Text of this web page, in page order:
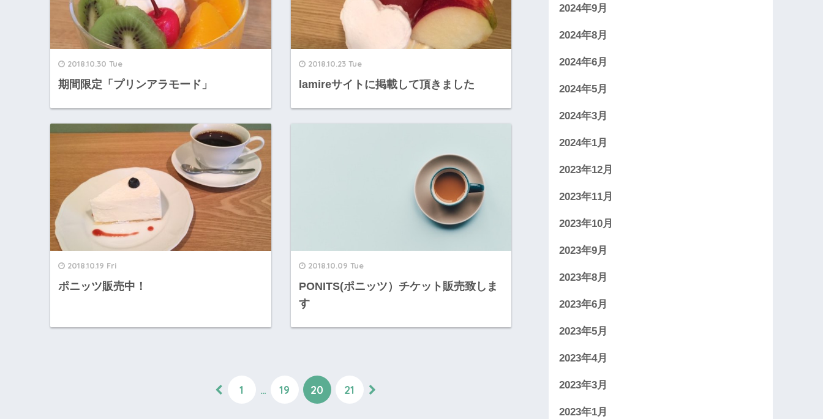
2018.10.30 Tue
期間限定「プリンアラモード」
2018.10.23 Tue
lamireサイトに掲載して頂きました
2018.10.19 Fri
ポニッツ販売中！
2018.10.09 Tue
PONITS(ポニッツ）チケット販売致しま
す
1 … 19 20 21
2024年9月
2024年8月
2024年6月
2024年5月
2024年3月
2024年1月
2023年12月
2023年11月
2023年10月
2023年9月
2023年8月
2023年6月
2023年5月
2023年4月
2023年3月
2023年1月